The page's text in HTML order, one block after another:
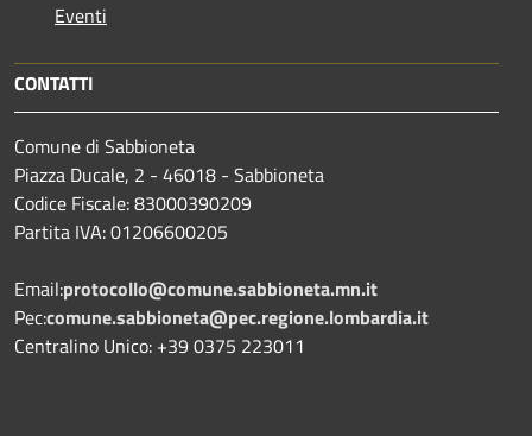
Eventi
CONTATTI
Comune di Sabbioneta
Piazza Ducale, 2 - 46018 - Sabbioneta
Codice Fiscale: 83000390209
Partita IVA: 01206600205
Email:protocollo@comune.sabbioneta.mn.it
Pec:comune.sabbioneta@pec.regione.lombardia.it
Centralino Unico: +39 0375 223011